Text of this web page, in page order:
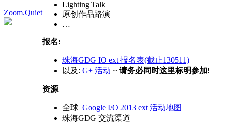
Zoom.Quiet
Lighting Talk
原创作品路演
…
报名:
珠海GDG IO ext 报名表(截止130511)
以及: G+ 活动 ~ 请务必同时这里标明参加!
资源
全球 Google I/O 2013 ext 活动地图
珠海GDG 交流渠道